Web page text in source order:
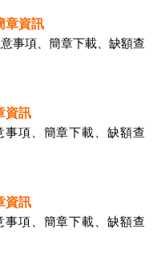
章資訊
事項、簡章下載、缺額查
資訊
事項、簡章下載、缺額查
資訊
事項、簡章下載、缺額查